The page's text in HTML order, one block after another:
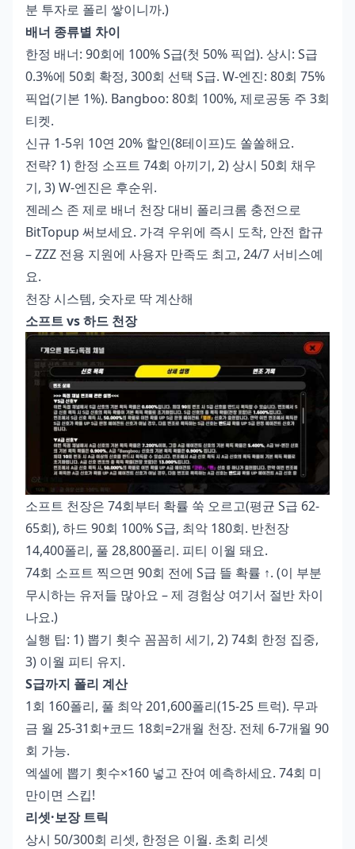
분 투자로 폴리 쌓이니까.)
배너 종류별 차이
한정 배너: 90회에 100% S급(첫 50% 픽업). 상시: S급
0.3%에 50회 확정, 300회 선택 S급. W-엔진: 80회 75%
픽업(기본 1%). Bangboo: 80회 100%, 제로공동 주 3회
티켓.
신규 1-5위 10연 20% 할인(8테이프)도 쏠쏠해요.
전략? 1) 한정 소프트 74회 아끼기, 2) 상시 50회 채우
기, 3) W-엔진은 후순위.
젠레스 존 제로 배너 천장 대비 폴리크롬 충전으로
BitTopup 써보세요. 가격 우위에 즉시 도착, 안전 합규
– ZZZ 전용 지원에 사용자 만족도 최고, 24/7 서비스예
요.
천장 시스템, 숫자로 딱 계산해
소프트 vs 하드 천장
소프트 천장은 74회부터 확률 쑥 오르고(평균 S급 62-
65회), 하드 90회 100% S급, 최악 180회. 반천장
14,400폴리, 풀 28,800폴리. 피티 이월 돼요.
74회 소프트 찍으면 90회 전에 S급 뜰 확률 ↑. (이 부분
무시하는 유저들 많아요 – 제 경험상 여기서 절반 차이
나요.)
실행 팁: 1) 뽑기 횟수 꼼꼼히 세기, 2) 74회 한정 집중,
3) 이월 피티 유지.
S급까지 폴리 계산
1회 160폴리, 풀 최악 201,600폴리(15-25 트럭). 무과
금 월 25-31회+코드 18회=2개월 천장. 전체 6-7개월 90
회 가능.
엑셀에 뽑기 횟수×160 넣고 잔여 예측하세요. 74회 미
만이면 스킵!
리셋·보장 트릭
상시 50/300회 리셋, 한정은 이월. 초회 리셋